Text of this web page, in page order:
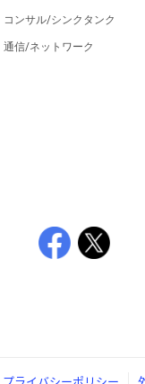
コンサル/シンクタンク
通信/ネットワーク